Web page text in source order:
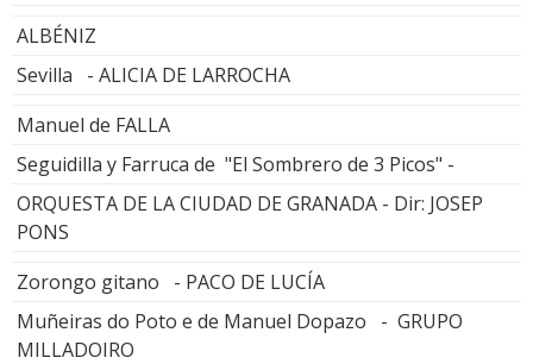
ALBÉNIZ
Sevilla - ALICIA DE LARROCHA
Manuel de FALLA
Seguidilla y Farruca de "El Sombrero de 3 Picos" -
ORQUESTA DE LA CIUDAD DE GRANADA - Dir: JOSEP
PONS
Zorongo gitano - PACO DE LUCÍA
Muñeiras do Poto e de Manuel Dopazo - GRUPO
MILLADOIRO